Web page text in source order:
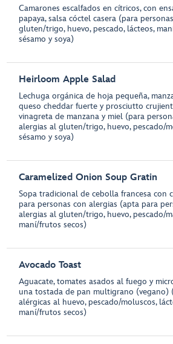
Camarones escalfados en cítricos, con
papaya, salsa cóctel casera (para
gluten/trigo, huevo, pescado, lácteos,
sésamo y soya)
Heirloom Apple Salad
Lechuga orgánica de hoja pequeña,
queso cheddar fuerte y prosciutto
vinagreta de manzana y miel (para
alergias al gluten/trigo, huevo, pescado/
sésamo y soya)
Caramelized Onion Soup Gratin
Sopa tradicional de cebolla francesa con
para personas con alergias (apta para
alergias al gluten/trigo, huevo, pescado/
maní/frutos secos)
Avocado Toast
Aguacate, tomates asados al fuego y
una tostada de pan multigrano (vegano)
alérgicas al huevo, pescado/moluscos,
maní/frutos secos)